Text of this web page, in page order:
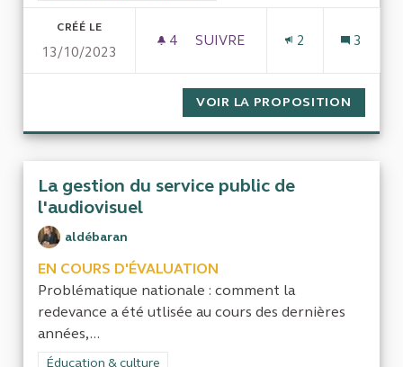
CRÉÉ LE
13/10/2023
4 4 ABONNÉS
SUIVRE
2 3
VOIR LA PROPOSITION
La gestion du service public de
l'audiovisuel
aldébaran
EN COURS D'ÉVALUATION
Problématique nationale : comment la
redevance a été utlisée au cours des dernières
années,...
Filtrer les résultats de la catégorie : Éducation & culture
Éducation & culture